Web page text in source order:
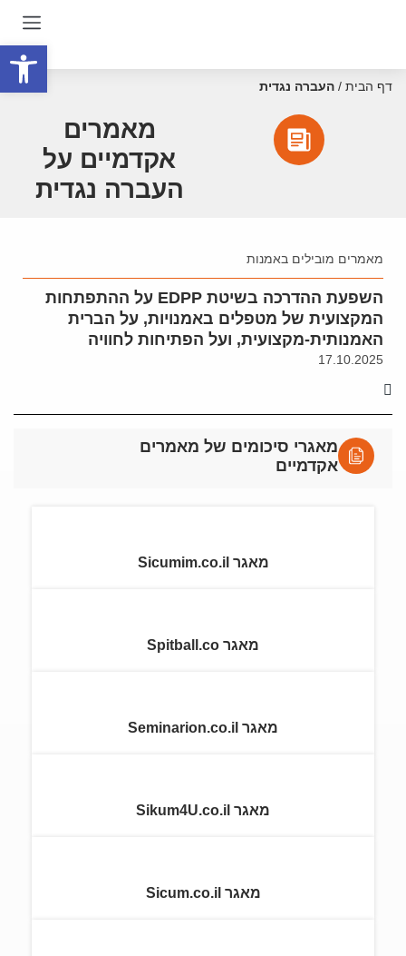
דף הבית / העברה נגדית
מאמרים
אקדמיים על
העברה נגדית
מאמרים מובילים באמנות
השפעת ההדרכה בשיטת EDPP על ההתפתחות
המקצועית של מטפלים באמנויות, על הברית
האמנותית-מקצועית, ועל הפתיחות לחוויה
17.10.2025
מאגרי סיכומים של מאמרים
אקדמיים
מאגר Sicumim.co.il
מאגר Spitball.co
מאגר Seminarion.co.il
מאגר Sikum4U.co.il
מאגר Sicum.co.il
פתח